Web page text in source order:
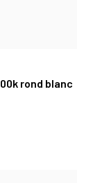
rond blanc